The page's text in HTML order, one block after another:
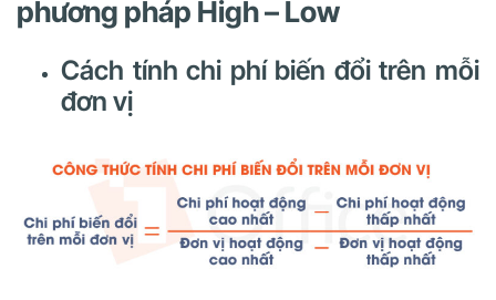
phương pháp High – Low
Cách tính chi phí biến đổi trên mỗi
đơn vị